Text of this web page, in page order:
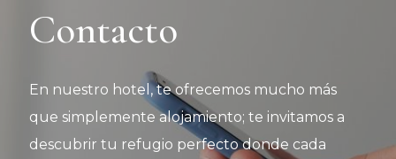
Contacto
En nuestro hotel, te ofrecemos mucho más
que simplemente alojamiento; te invitamos a
descubrir tu refugio perfecto donde cada